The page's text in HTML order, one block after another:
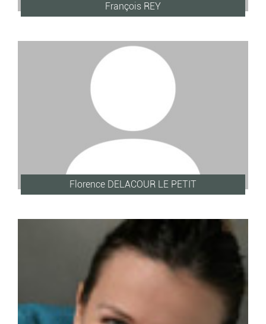
François REY
Florence DELACOUR LE PETIT